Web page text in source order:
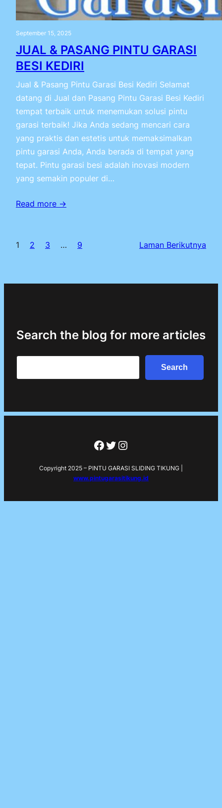
September 15, 2025
JUAL & PASANG PINTU GARASI
BESI KEDIRI
Jual & Pasang Pintu Garasi Besi Kediri Selamat
datang di Jual dan Pasang Pintu Garasi Besi Kediri
tempat terbaik untuk menemukan solusi pintu
garasi terbaik! Jika Anda sedang mencari cara
yang praktis dan estetis untuk memaksimalkan
pintu garasi Anda, Anda berada di tempat yang
tepat. Pintu garasi besi adalah inovasi modern
yang semakin populer di…
Read more →
1 2 3 … 9 Laman Berikutnya
Search the blog for more articles
Search
Facebook
Twitter
Instagram
Copyright 2025 – PINTU GARASI SLIDING TIKUNG |
www.pintugarasitikung.id